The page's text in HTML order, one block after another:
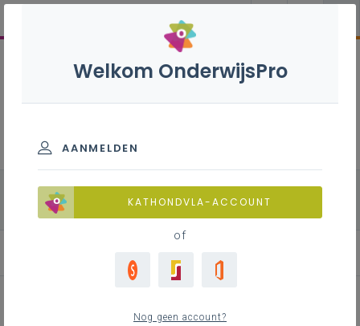
alle onderdelen Biologie
Fysica
Chemie
Welkom OnderwijsPro
AANMELDEN
KATHONDVLA-ACCOUNT
of
Nog geen account?